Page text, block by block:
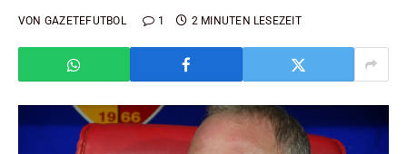
VON GAZETEFUTBOL 1 2 MINUTEN LESEZEIT